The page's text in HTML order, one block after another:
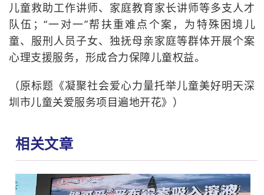
儿童救助工作讲师、家庭教育家长讲师等多支人才
队伍；“一对一”帮扶重难点个案，为特殊困境儿
童、服刑人员子女、独抚母亲家庭等群体开展个案
心理支援服务，形成合力保障儿童权益。
（原标题《凝聚社会爱心力量托举儿童美好明天深
圳市儿童关爱服务项目遍地开花》）
相关文章